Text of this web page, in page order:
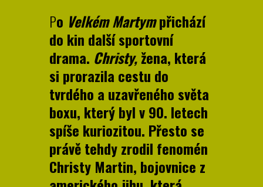
Po Velkém Martympřichází
do kin další sportovní
drama. Christy,žena, která
si prorazila cestu do
tvrdého a uzavřeného světa
boxu, který byl v 90. letech
spíše kuriozitou. Přesto se
právě tehdy zrodil fenomén
Christy Martin, bojovnice z